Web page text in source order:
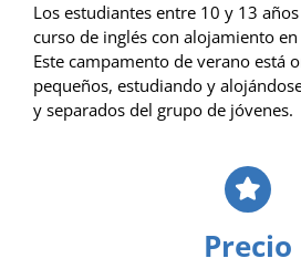
Los estudiantes entre 10 y 13
curso de inglés con alojamiento
Este campamento de verano está
pequeños, estudiando y
y separados del grupo de jóvenes.
Precio